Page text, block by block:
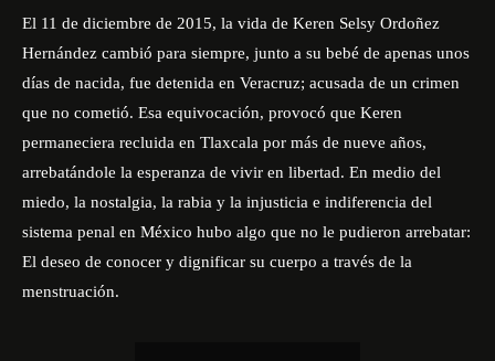
El 11 de diciembre de 2015, la vida de Keren Selsy Ordoñez
Hernández cambió para siempre, junto a su bebé de apenas unos
días de nacida, fue detenida en Veracruz; acusada de un crimen
que no cometió. Esa equivocación, provocó que Keren
permaneciera recluida en Tlaxcala por más de nueve años,
arrebatándole la esperanza de vivir en libertad. En medio del
miedo, la nostalgia, la rabia y la injusticia e indiferencia del
sistema penal en México hubo algo que no le pudieron arrebatar:
El deseo de conocer y dignificar su cuerpo a través de la
menstruación.